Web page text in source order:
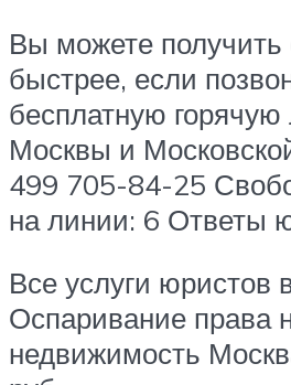
Вы можете получить
быстрее, если
бесплатную
Москвы и
499 705-84-25
на линии: 6 Ответы
Все услуги юристов
Оспаривание права
недвижимость